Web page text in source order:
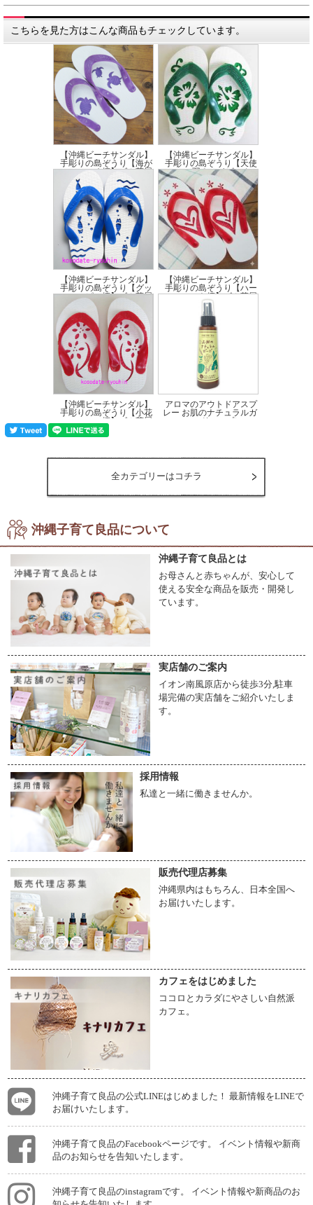
こちらを見た方はこんな商品もチェックしています。
【沖縄ビーチサンダル】
手彫りの島ぞうり【海が
め柄】ゴム草履
価格:2,100円(税込)
【沖縄ビーチサンダル】
手彫りの島ぞうり【天使
の羽＆ハイビスカ...
価格:2,100円(税込)
【沖縄ビーチサンダル】
手彫りの島ぞうり【グッ
ピー柄】ゴム草履
価格:2,100円(税込)
【沖縄ビーチサンダル】
手彫りの島ぞうり【ハー
ト柄】ゴム草履
価格:2,100円(税込)
【沖縄ビーチサンダル】
手彫りの島ぞうり【小花
柄】ゴム草履
価格:2,100円(税込)
アロマのアウトドアスプ
レー お肌のナチュラルガ
ード スプレー...
全カテゴリーはコチラ
沖縄子育て良品について
沖縄子育て良品とは
お母さんと赤ちゃんが、安心して
使える安全な商品を販売・開発し
ています。
実店舗のご案内
イオン南風原店から徒歩3分,駐車
場完備の実店舗をご紹介いたしま
す。
採用情報
私達と一緒に働きませんか。
販売代理店募集
沖縄県内はもちろん、日本全国へ
お届けいたします。
カフェをはじめました
ココロとカラダにやさしい自然派
カフェ。
沖縄子育て良品の公式LINEはじめました！ 最新情報をLINEで
お届けいたします。
沖縄子育て良品のFacebookページです。 イベント情報や新商
品のお知らせを告知いたします。
沖縄子育て良品のinstagramです。 イベント情報や新商品のお